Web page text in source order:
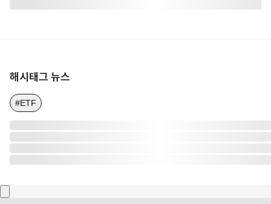
해시태그 뉴스
#ETF